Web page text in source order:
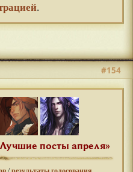
.
#154
посты апреля»